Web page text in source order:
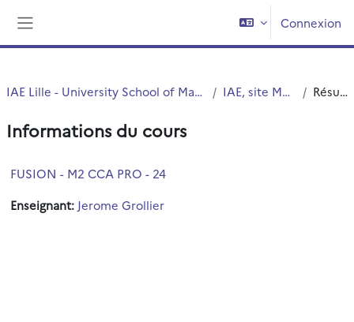
Connexion
IAE Lille - University School of Management IAE, site Moulins Résumé
Informations du cours
FUSION - M2 CCA PRO - 24
Enseignant: Jerome Grollier